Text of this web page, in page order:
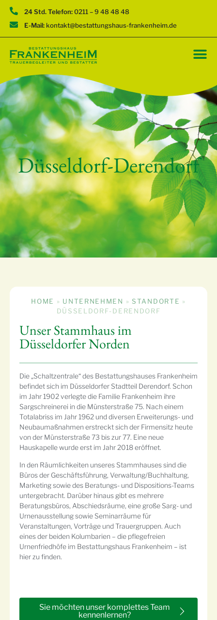
24 Std. Telefon:0211 – 9 48 48 48
E-Mail: kontakt@bestattungshaus-frankenheim.de
Düsseldorf-Derendorf
HOME » UNTERNEHMEN » STANDORTE »
DÜSSELDORF-DERENDORF
Unser Stammhaus im
Düsseldorfer Norden
Die „Schaltzentrale“ des Bestattungshauses Frankenheim
befindet sich im Düsseldorfer Stadtteil Derendorf. Schon
im Jahr 1902 verlegte die Familie Frankenheim ihre
Sargschreinerei in die Münsterstraße 75. Nach einem
Totalabriss im Jahr 1962 und diversen Erweiterungs- und
Neubaumaßnahmen erstreckt sich der Firmensitz heute
von der Münsterstraße 73 bis zur 77. Eine neue
Hauskapelle wurde erst im Jahr 2018 eröffnet.
In den Räumlichkeiten unseres Stammhauses sind die
Büros der Geschäftsführung, Verwaltung/Buchhaltung,
Marketing sowie des Beratungs- und Dispositions-Teams
untergebracht. Darüber hinaus gibt es mehrere
Beratungsbüros, Abschiedsräume, eine große Sarg- und
Urnenausstellung sowie Seminarräume für
Veranstaltungen, Vorträge und Trauergruppen. Auch
eines der beiden Kolumbarien – die pflegefreien
Urnenfriedhöfe im Bestattungshaus Frankenheim – ist
hier zu finden.
Sie möchten unser komplettes Team
kennenlernen?